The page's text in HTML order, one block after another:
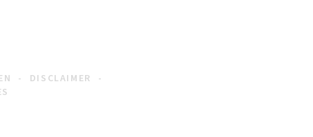
- DISCLAIMER
-